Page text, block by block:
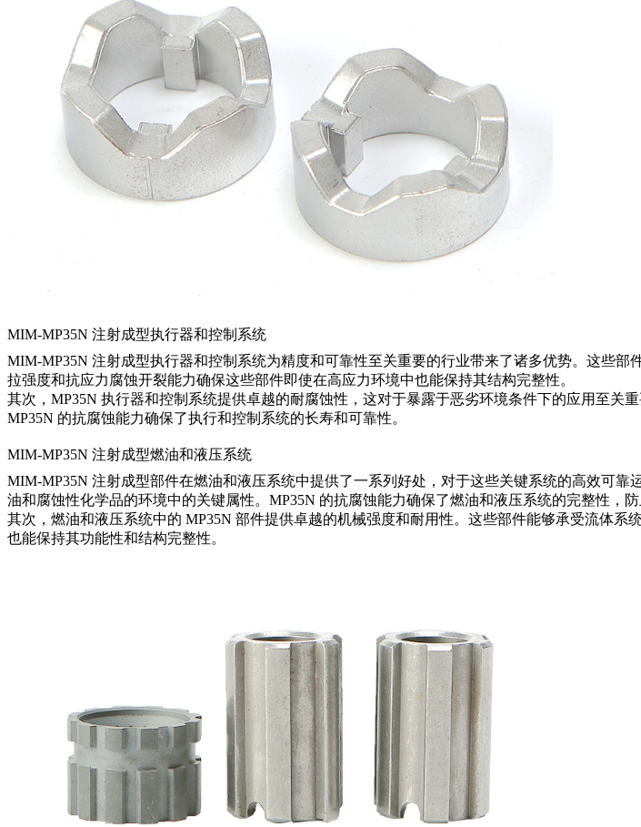
MIM-MP35N 注射成型执行器和控制系统
MIM-MP35N 注射成型执行器和控制系统为精度和可靠性至关重要的行业带来了诸多优势。这些
拉强度和抗应力腐蚀开裂能力确保这些部件即使在高应力环境中也能保持其结构完整性。
其次，MP35N 执行器和控制系统提供卓越的耐腐蚀性，这对于暴露于恶劣环境条件下的应用至关
MP35N 的抗腐蚀能力确保了执行和控制系统的长寿和可靠性。
MIM-MP35N 注射成型燃油和液压系统
MIM-MP35N 注射成型部件在燃油和液压系统中提供了一系列好处，对于这些关键系统的高效可
油和腐蚀性化学品的环境中的关键属性。MP35N 的抗腐蚀能力确保了燃油和液压系统的完整性，
其次，燃油和液压系统中的 MP35N 部件提供卓越的机械强度和耐用性。这些部件能够承受流体
也能保持其功能性和结构完整性。